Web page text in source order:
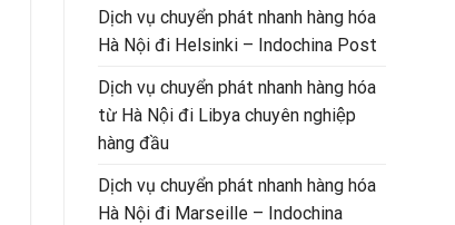
Dịch vụ chuyển phát nhanh hàng hóa
Hà Nội đi Helsinki – Indochina Post
Dịch vụ chuyển phát nhanh hàng hóa
từ Hà Nội đi Libya chuyên nghiệp
hàng đầu
Dịch vụ chuyển phát nhanh hàng hóa
Hà Nội đi Marseille – Indochina